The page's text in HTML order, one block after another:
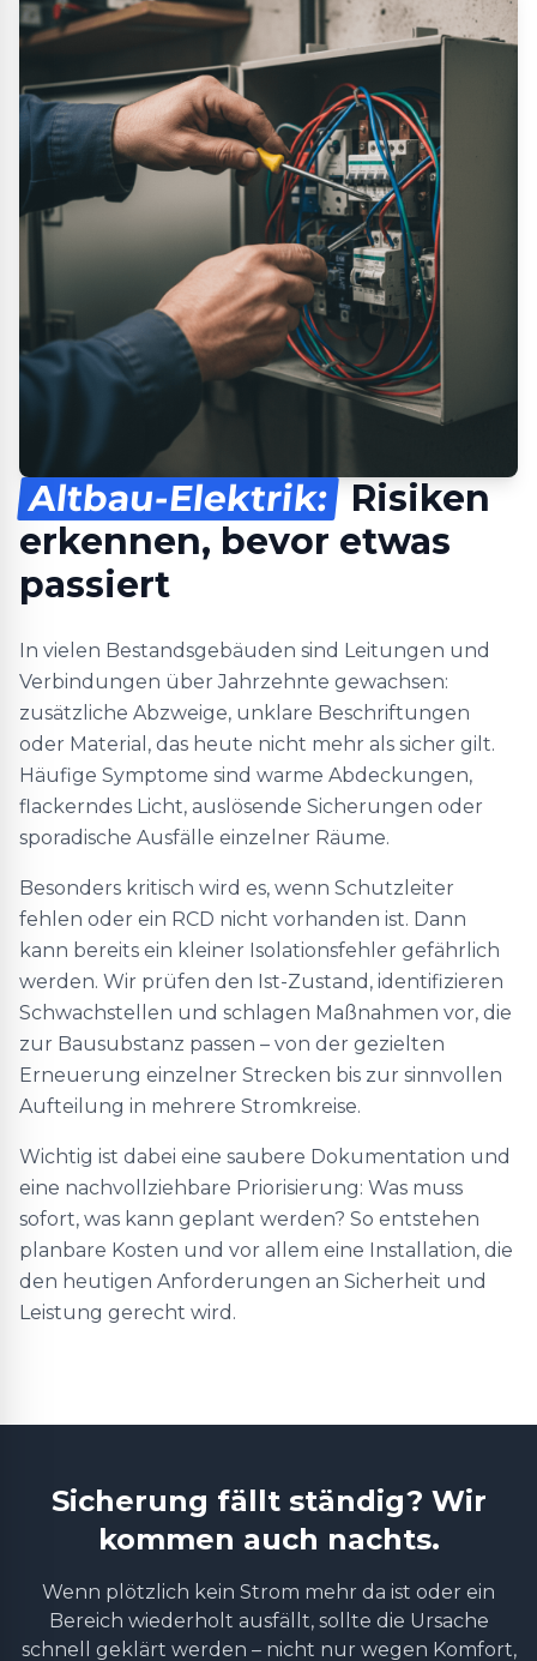
Altbau-Elektrik: Risiken
erkennen, bevor etwas
passiert
In vielen Bestandsgebäuden sind Leitungen und
Verbindungen über Jahrzehnte gewachsen:
zusätzliche Abzweige, unklare Beschriftungen
oder Material, das heute nicht mehr als sicher gilt.
Häufige Symptome sind warme Abdeckungen,
flackerndes Licht, auslösende Sicherungen oder
sporadische Ausfälle einzelner Räume.
Besonders kritisch wird es, wenn Schutzleiter
fehlen oder ein RCD nicht vorhanden ist. Dann
kann bereits ein kleiner Isolationsfehler gefährlich
werden. Wir prüfen den Ist-Zustand, identifizieren
Schwachstellen und schlagen Maßnahmen vor, die
zur Bausubstanz passen – von der gezielten
Erneuerung einzelner Strecken bis zur sinnvollen
Aufteilung in mehrere Stromkreise.
Wichtig ist dabei eine saubere Dokumentation und
eine nachvollziehbare Priorisierung: Was muss
sofort, was kann geplant werden? So entstehen
planbare Kosten und vor allem eine Installation, die
den heutigen Anforderungen an Sicherheit und
Leistung gerecht wird.
Sicherung fällt ständig? Wir
kommen auch nachts.
Wenn plötzlich kein Strom mehr da ist oder ein
Bereich wiederholt ausfällt, sollte die Ursache
schnell geklärt werden – nicht nur wegen Komfort,